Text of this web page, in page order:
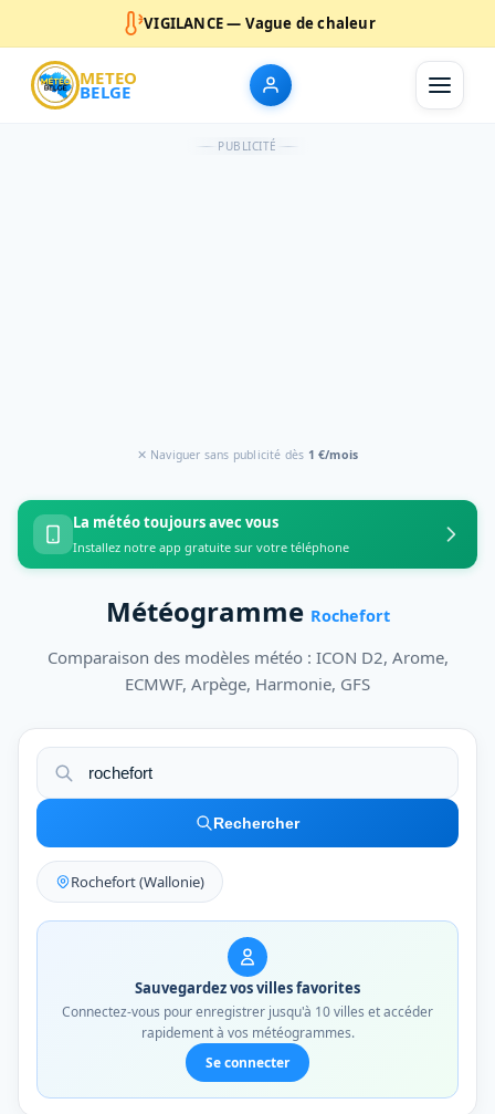
VIGILANCE — Vague de chaleur
METEO
BELGE
PUBLICITÉ
✕ Naviguer sans publicité dès 1 €/mois
La météo toujours avec vous
Installez notre app gratuite sur votre téléphone
Météogramme Rochefort
Comparaison des modèles météo : ICON D2, Arome,
ECMWF, Arpège, Harmonie, GFS
Rechercher
Rochefort (Wallonie)
Sauvegardez vos villes favorites
Connectez-vous pour enregistrer jusqu'à 10 villes et accéder
rapidement à vos météogrammes.
Se connecter